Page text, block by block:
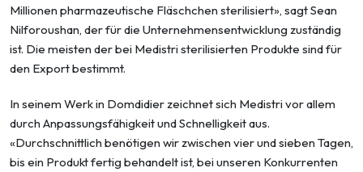
Millionen pharmazeutische Fläschchen sterilisiert», sagt Sean
Nilforoushan, der für die Unternehmensentwicklung zuständig
ist. Die meisten der bei Medistri sterilisierten Produkte sind für
den Export bestimmt.
In seinem Werk in Domdidier zeichnet sich Medistri vor allem
durch Anpassungsfähigkeit und Schnelligkeit aus.
«Durchschnittlich benötigen wir zwischen vier und sieben Tagen,
bis ein Produkt fertig behandelt ist, bei unseren Konkurrenten